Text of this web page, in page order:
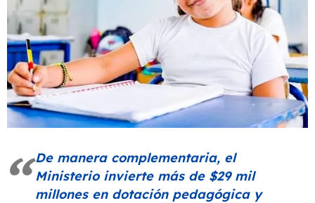
De manera complementaria, el
Ministerio invierte más de $29 mil
millones en dotación pedagógica y